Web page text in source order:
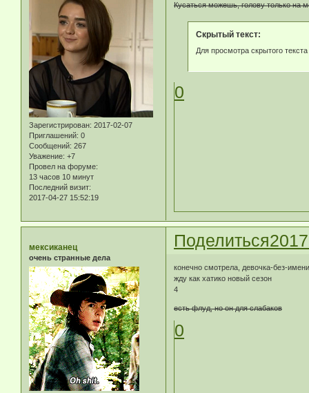
Зарегистрирован: 2017-02-07
Приглашений: 0
Сообщений: 267
Уважение: +7
Провел на форуме:
13 часов 10 минут
Последний визит:
2017-04-27 15:52:19
Кусаться можешь, голову только на
Скрытый текст:
Для просмотра скрытого
0
Поделиться
мексиканец
очень странные дела
конечно смотрела, девочка-без-
жду как хатико новый сезон
4
есть флуд, но он для слабаков
0